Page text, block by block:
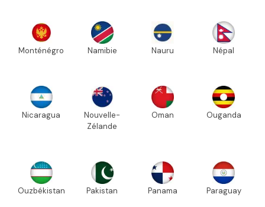
Monténégro Namibie Nauru Népal
Nicaragua
Nouvelle-
Zélande
Oman Ouganda
Ouzbékistan Pakistan Panama Paraguay